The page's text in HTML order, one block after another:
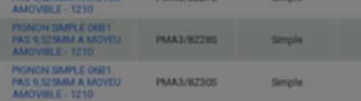
AMOVIBLE - 1210
PIGNON SIMPLE 06B1
PAS 9,525MM A MOYEU
AMOVIBLE - 1210
PMA3/8Z28S Simple
PIGNON SIMPLE 06B1
PAS 9,525MM A MOYEU
AMOVIBLE - 1210
PMA3/8Z30S Simple